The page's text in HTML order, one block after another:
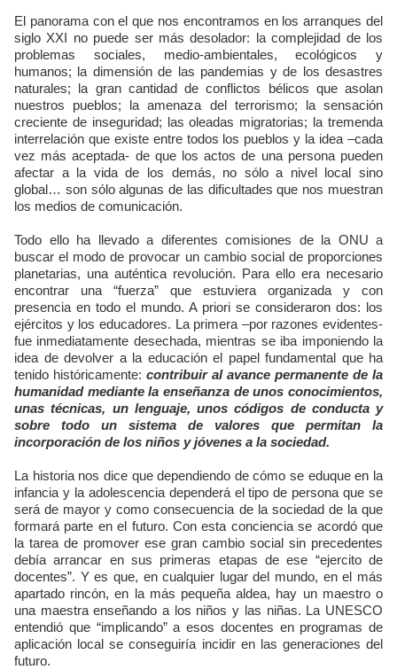
El panorama con el que nos encontramos en los arranques del
siglo XXI no puede ser más desolador: la complejidad de los
problemas sociales, medio-ambientales, ecológicos y
humanos; la dimensión de las pandemias y de los desastres
naturales; la gran cantidad de conflictos bélicos que asolan
nuestros pueblos; la amenaza del terrorismo; la sensación
creciente de inseguridad; las oleadas migratorias; la tremenda
interrelación que existe entre todos los pueblos y la idea –cada
vez más aceptada- de que los actos de una persona pueden
afectar a la vida de los demás, no sólo a nivel local sino
global… son sólo algunas de las dificultades que nos muestran
los medios de comunicación.
Todo ello ha llevado a diferentes comisiones de la ONU a
buscar el modo de provocar un cambio social de proporciones
planetarias, una auténtica revolución. Para ello era necesario
encontrar una “fuerza” que estuviera organizada y con
presencia en todo el mundo. A priori se consideraron dos: los
ejércitos y los educadores. La primera –por razones evidentes-
fue inmediatamente desechada, mientras se iba imponiendo la
idea de devolver a la educación el papel fundamental que ha
tenido históricamente: contribuir al avance permanente de la
humanidad mediante la enseñanza de unos conocimientos,
unas técnicas, un lenguaje, unos códigos de conducta y
sobre todo un sistema de valores que permitan la
incorporación de los niños y jóvenes a la sociedad.
La historia nos dice que dependiendo de cómo se eduque en la
infancia y la adolescencia dependerá el tipo de persona que se
será de mayor y como consecuencia de la sociedad de la que
formará parte en el futuro. Con esta conciencia se acordó que
la tarea de promover ese gran cambio social sin precedentes
debía arrancar en sus primeras etapas de ese “ejercito de
docentes”. Y es que, en cualquier lugar del mundo, en el más
apartado rincón, en la más pequeña aldea, hay un maestro o
una maestra enseñando a los niños y las niñas. La UNESCO
entendió que “implicando” a esos docentes en programas de
aplicación local se conseguiría incidir en las generaciones del
futuro.